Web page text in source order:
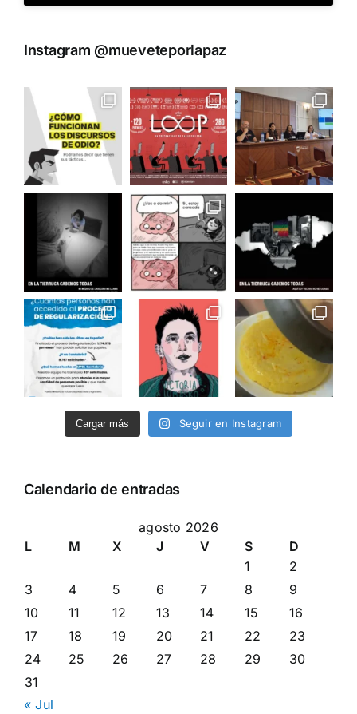
Instagram @mueveteporlapaz
Cargar más Seguir en Instagram
Calendario de entradas
agosto 2026
L
M X J V S
D
1
2
3
4 5 6 7 8
9
10
11 12 13 14 15
16
17
18 19 20 21 22
23
24
25 26 27 28 29
30
31
« Jul